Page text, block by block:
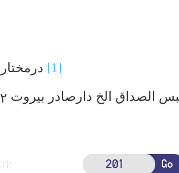
[1]
الصداق الخ دارصادر بیروت
Go